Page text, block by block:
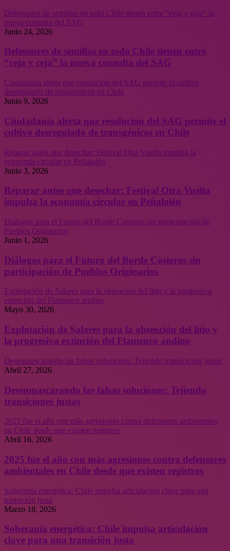
Defensores de semillas en todo Chile tienen entre “ceja y ceja” la
nueva consulta del SAG
Junio 24, 2026
Defensores de semillas en todo Chile tienen entre
“ceja y ceja” la nueva consulta del SAG
Ciudadanía alerta que resolución del SAG permite el cultivo
desregulado de transgénicos en Chile
Junio 9, 2026
Ciudadanía alerta que resolución del SAG permite el
cultivo desregulado de transgénicos en Chile
Reparar antes que desechar: Festival Otra Vuelta impulsa la
economía circular en Peñalolén
Junio 3, 2026
Reparar antes que desechar: Festival Otra Vuelta
impulsa la economía circular en Peñalolén
Diálogos para el Futuro del Borde Costeros sin participación de
Pueblos Originarios
Junio 1, 2026
Diálogos para el Futuro del Borde Costeros sin
participación de Pueblos Originarios
Explotación de Salares para la obtención del litio y la progresiva
extinción del Flamenco andino
Mayo 30, 2026
Explotación de Salares para la obtención del litio y
la progresiva extinción del Flamenco andino
Desenmascarando las falsas soluciones: Tejiendo transiciones justas
Abril 27, 2026
Desenmascarando las falsas soluciones: Tejiendo
transiciones justas
2025 fue el año con más agresiones contra defensores ambientales
en Chile desde que existen registros
Abril 16, 2026
2025 fue el año con más agresiones contra defensores
ambientales en Chile desde que existen registros
Soberanía energética: Chile impulsa articulación clave para una
transición justa
Marzo 18, 2026
Soberanía energética: Chile impulsa articulación
clave para una transición justa